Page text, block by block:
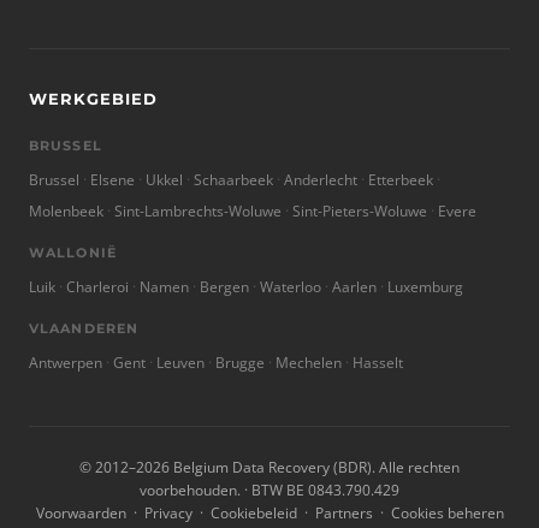
WERKGEBIED
BRUSSEL
Brussel Elsene Ukkel Schaarbeek Anderlecht Etterbeek
Molenbeek Sint-Lambrechts-Woluwe Sint-Pieters-Woluwe Evere
WALLONIË
Luik Charleroi Namen Bergen Waterloo Aarlen Luxemburg
VLAANDEREN
Antwerpen Gent Leuven Brugge Mechelen Hasselt
© 2012–2026 Belgium Data Recovery (BDR). Alle rechten
voorbehouden. · BTW BE 0843.790.429
Voorwaarden· Privacy· Cookiebeleid· Partners · Cookies beheren